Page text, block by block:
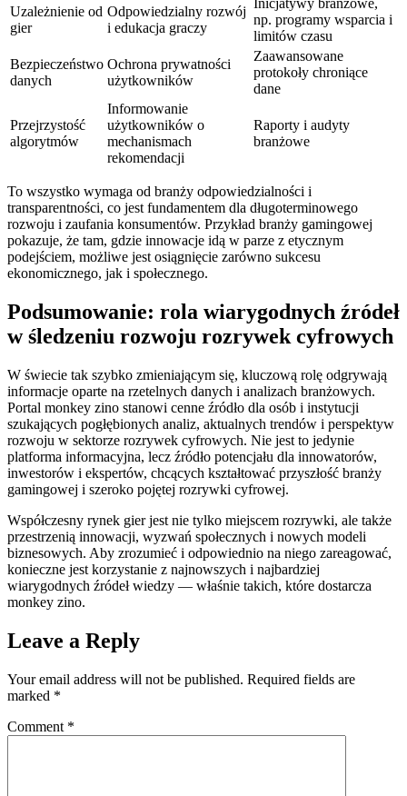
Uzależnienie od
gier
Odpowiedzialny rozwój
i edukacja graczy
Inicjatywy branżowe,
np. programy wsparcia i
limitów czasu
Bezpieczeństwo
danych
Ochrona prywatności
użytkowników
Zaawansowane
protokoły chroniące
dane
Przejrzystość
algorytmów
Informowanie
użytkowników o
mechanismach
rekomendacji
Raporty i audyty
branżowe
To wszystko wymaga od branży odpowiedzialności i
transparentności, co jest fundamentem dla długoterminowego
rozwoju i zaufania konsumentów. Przykład branży gamingowej
pokazuje, że tam, gdzie innowacje idą w parze z etycznym
podejściem, możliwe jest osiągnięcie zarówno sukcesu
ekonomicznego, jak i społecznego.
Podsumowanie: rola wiarygodnych źródeł
w śledzeniu rozwoju rozrywek cyfrowych
W świecie tak szybko zmieniającym się, kluczową rolę odgrywają
informacje oparte na rzetelnych danych i analizach branżowych.
Portal monkey zino stanowi cenne źródło dla osób i instytucji
szukających pogłębionych analiz, aktualnych trendów i perspektyw
rozwoju w sektorze rozrywek cyfrowych. Nie jest to jedynie
platforma informacyjna, lecz źródło potencjału dla innowatorów,
inwestorów i ekspertów, chcących kształtować przyszłość branży
gamingowej i szeroko pojętej rozrywki cyfrowej.
Współczesny rynek gier jest nie tylko miejscem rozrywki, ale także
przestrzenią innowacji, wyzwań społecznych i nowych modeli
biznesowych. Aby zrozumieć i odpowiednio na niego zareagować,
konieczne jest korzystanie z najnowszych i najbardziej
wiarygodnych źródeł wiedzy — właśnie takich, które dostarcza
monkey zino.
Leave a Reply
Your email address will not be published. Required fields are
marked *
Comment *